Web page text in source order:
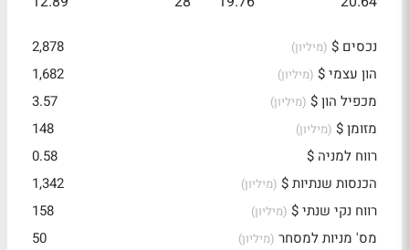
נכסים $ (מיליון)
2,878
הון עצמי $ (מיליון)
1,682
מכפיל הון $ (מיליון)
3.57
מזומן $ (מיליון)
148
רווח למניה $
0.58
הכנסות שנתיות $ (מיליון)
1,342
רווח נקי שנתי $ (מיליון)
158
מס' מניות למסחר (מיליון) 50